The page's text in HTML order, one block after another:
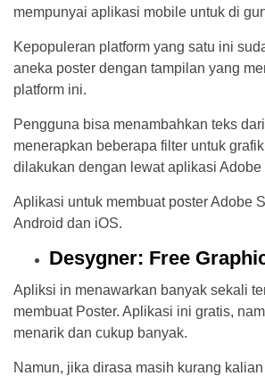
mempunyai aplikasi mobile untuk di
Kepopuleran platform yang satu ini
aneka poster dengan tampilan yang
platform ini.
Pengguna bisa menambahkan teks
menerapkan beberapa filter untuk
dilakukan dengan lewat aplikasi Adobe
Aplikasi untuk membuat poster Adobe
Android dan iOS.
Desygner: Free
Apliksi in menawarkan banyak sekali
membuat Poster. Aplikasi ini gratis,
menarik dan cukup banyak.
Namun, jika dirasa masih kurang